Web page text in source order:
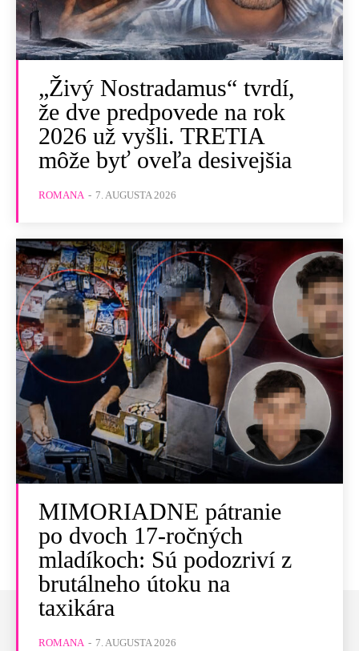
„Živý Nostradamus“ tvrdí,
že dve predpovede na rok
2026 už vyšli. TRETIA
môže byť oveľa desivejšia
ROMANA - 7. AUGUSTA 2026
MIMORIADNE pátranie
po dvoch 17-ročných
mladíkoch: Sú podozriví z
brutálneho útoku na
taxikára
ROMANA - 7. AUGUSTA 2026